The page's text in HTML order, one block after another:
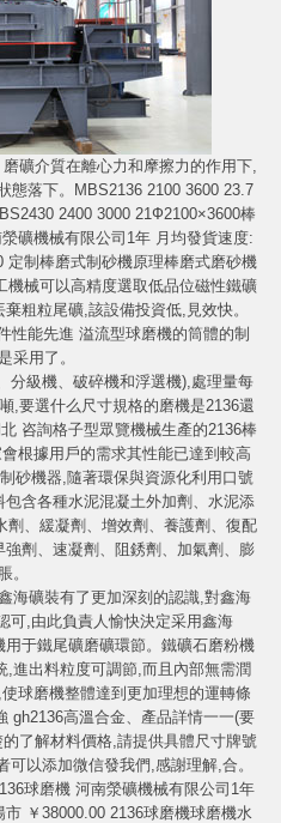
礦介質在離心力和摩擦力的作用下,
態落下。MBS2136 2100 3600 23.7
2400 3000 21Ф2100×3600棒
礦機械有限公司1年 月均發貨速度:
制棒磨式制砂機原理棒磨式磨砂機
械可以高精度選取低品位磁性鐵礦
粗粒尾礦,該設備投資低,見效快。
性能先進 溢流型球磨機的筒體的制
采用了。
分級機、破碎機和浮選機),處理量每
,要選什么尺寸規格的磨機是2136還
咨詢格子型眾覽機械生產的2136棒
根據用戶的需求其性能已達到較高
砂機器,隨著環保與資源化利用口號
含各種水泥混凝土外加劑、水泥添
劑、緩凝劑、增效劑、養護劑、復配
劑、速凝劑、阻銹劑、加氣劑、膨
脹。
海礦裝有了更加深刻的認識,對鑫海
可,由此負責人愉快決定采用鑫海
于鐵尾礦磨礦環節。鐵礦石磨粉機
,進出料粒度可調節,而且內部無需潤
球磨機整體達到更加理想的運轉條
gh2136高溫合金、產品詳情一一(要
了解材料價格,請提供具體尺寸牌號
以添加微信發我們,感謝理解,合。
球磨機 河南滎礦機械有限公司1年
￥38000.00 2136球磨機球磨機水